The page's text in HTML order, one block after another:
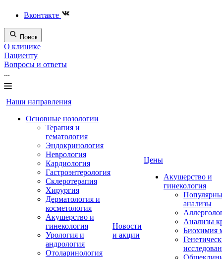
Вконтакте
Поиск
О клинике
Пациенту
Вопросы и ответы
...
Наши направления
Основные нозологии
Терапия и
гематология
Эндокринология
Неврология
Кардиология
Гастроэнтерология
Склеротерапия
Хирургия
Дерматология и
косметология
Акушерство и
гинекология
Урология и
андрология
Отоларинология
Новости
и акции
Цены
Акушерство и
гинекология
анализы
Анализы
Биохимия